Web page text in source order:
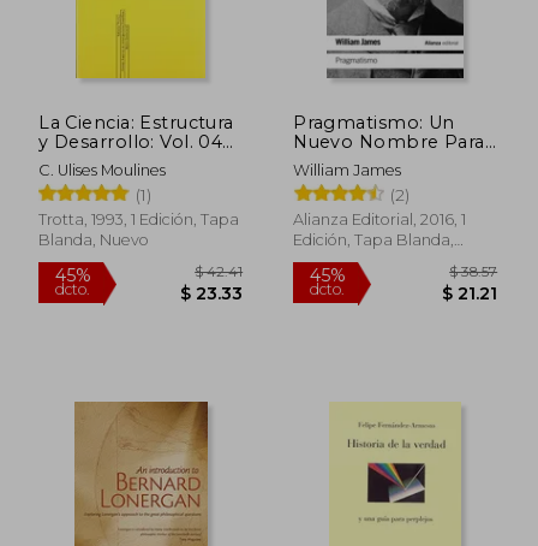
$ 24.95
45%
dcto. $
La Ciencia: Estructura
y Desarrollo: Vol. 04
(Enciclopedia
Iberoamericana de
Filosofía)
C. Ulises Moulines
(1)
Trotta, 1993, 1 Edición, Tapa
Blanda, Nuevo
Pragmatismo: Un
Nuevo Nombre Para
Viejas Maneras de
Pensar (el Libro de
Bolsillo - Filosofía)
William James
(2)
Alianza Editorial, 2016, 1
Edición, Tapa Blanda,
Nuevo